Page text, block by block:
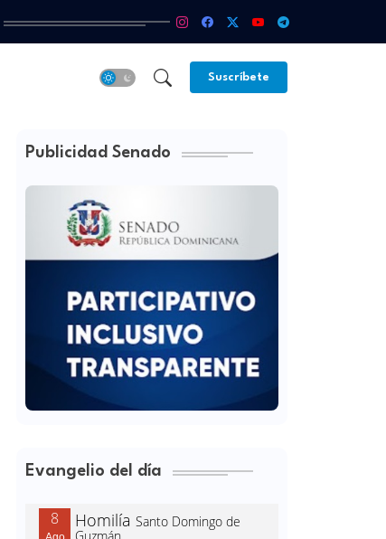
Suscríbete
Publicidad Senado
Evangelio del día